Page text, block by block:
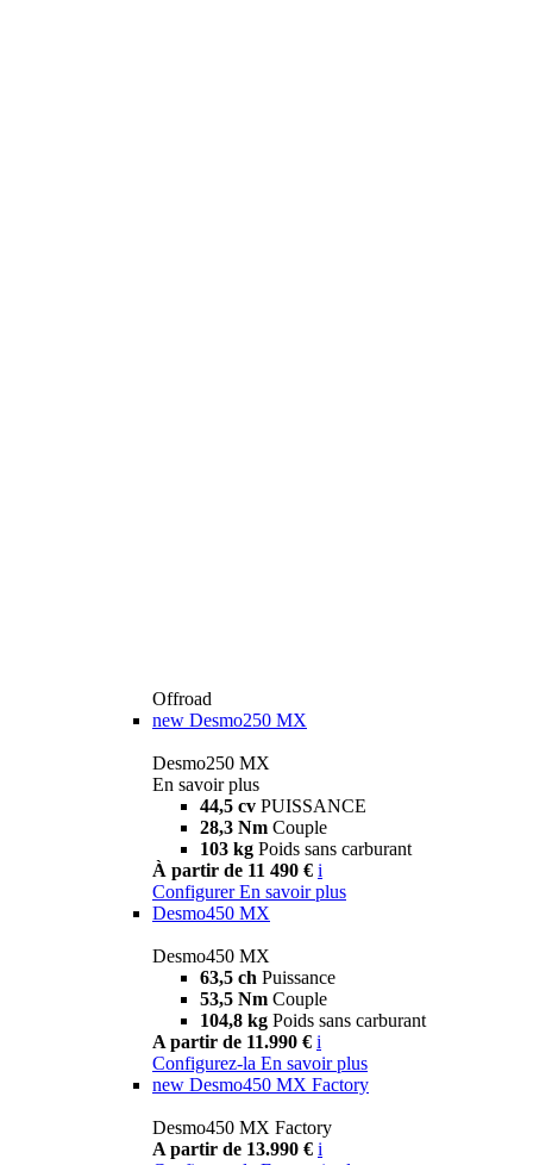
Offroad
new Desmo250 MX
Desmo250 MX
En savoir plus
44,5 cv PUISSANCE
28,3 Nm Couple
103 kg Poids sans carburant
À partir de 11 490 € i
Configurer En savoir plus
Desmo450 MX
Desmo450 MX
63,5 ch Puissance
53,5 Nm Couple
104,8 kg Poids sans carburant
A partir de 11.990 € i
Configurez-la En savoir plus
new Desmo450 MX Factory
Desmo450 MX Factory
A partir de 13.990 € i